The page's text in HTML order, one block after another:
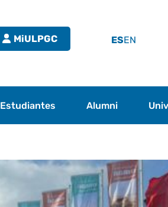
MiULPGC EN
ES
Estudiantes Alumni